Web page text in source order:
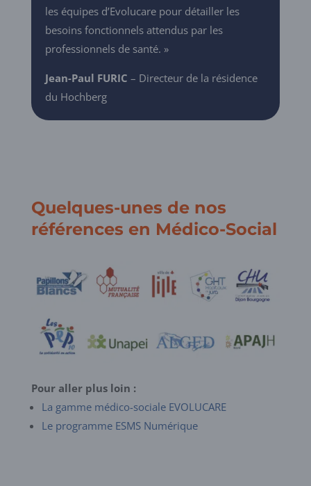
les équipes d’Evolucare pour détailler les
besoins fonctionnels attendus par les
professionnels de santé. »
Jean-Paul FURIC – Directeur de la résidence
du Hochberg
Quelques-unes de nos
références en Médico-Social
Pour aller plus loin :
La gamme médico-sociale EVOLUCARE
Le programme ESMS Numérique